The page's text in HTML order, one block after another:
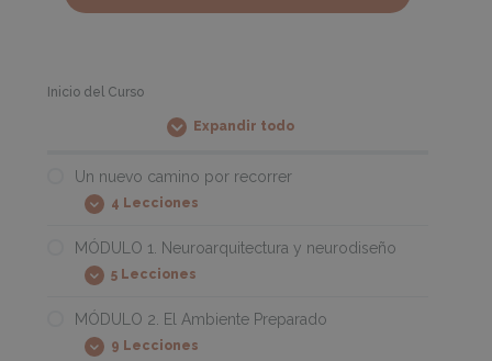
Inicio del Curso
Expandir todo
Módulos
Un nuevo camino por recorrer
Expandir
Un
camino
recorrer
4 Lecciones
MÓDULO 1. Neuroarquitectura y neurodiseño
Expandir
MÓDULO
Neuroarquitectura
neurodiseño
5 Lecciones
MÓDULO 2. El Ambiente Preparado
Expandir
MÓDULO
9 Lecciones